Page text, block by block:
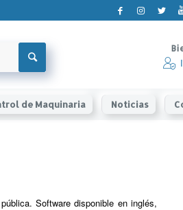
de Maquinaria Noticias
Software disponible en inglés,